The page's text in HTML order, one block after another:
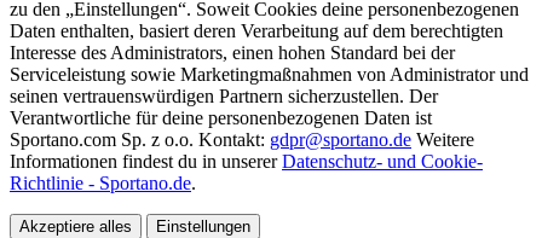
zu den „Einstellungen“. Soweit Cookies deine personenbezogenen
Daten enthalten, basiert deren Verarbeitung auf dem berechtigten
Interesse des Administrators, einen hohen Standard bei der
Serviceleistung sowie Marketingmaßnahmen von Administrator und
seinen vertrauenswürdigen Partnern sicherzustellen. Der
Verantwortliche für deine personenbezogenen Daten ist
Sportano.com Sp. z o.o. Kontakt: gdpr@sportano.de Weitere
Informationen findest du in unsererDatenschutz- und Cookie-
Richtlinie - Sportano.de.
Akzeptiere alles Einstellungen